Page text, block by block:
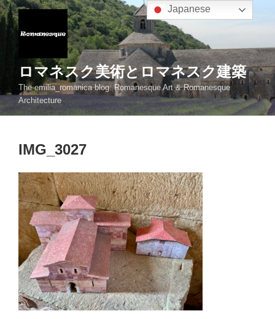
コ
ン
ス
キ
ロマネスク美術とロマネスク建築
The emilia_romanica blog: Romanesque Art & Romanesque
Architecture
IMG_3027
Japanese